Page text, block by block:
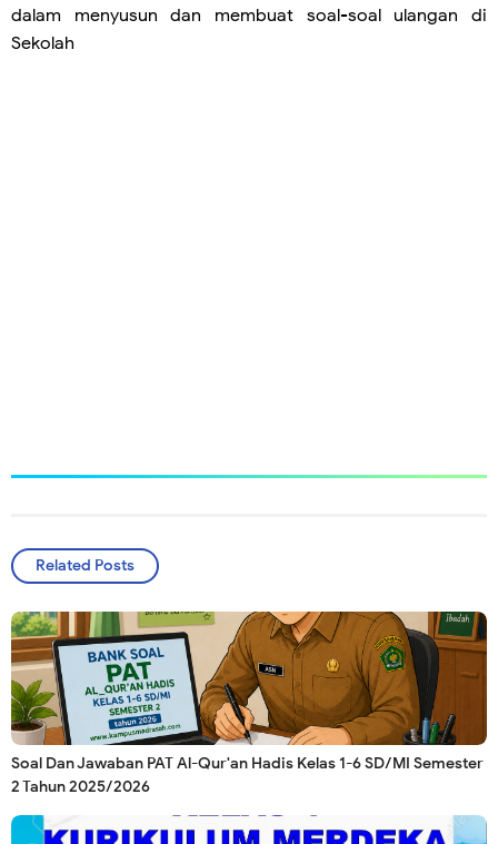
dalam menyusun dan membuat soal-soal ulangan di
Sekolah
Related Posts
Soal Dan Jawaban PAT Al-Qur'an Hadis Kelas 1-6 SD/MI Semester
2 Tahun 2025/2026